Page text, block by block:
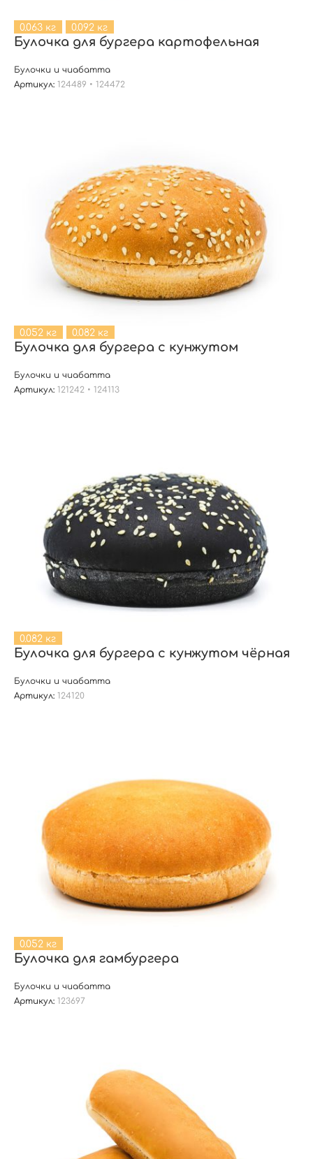
0.063 кг 0.092 кг
Булочка для бургера картофельная
Булочки и чиабатта
Артикул: 124489 • 124472
0.052 кг 0.082 кг
Булочка для бургера с кунжутом
Булочки и чиабатта
Артикул: 121242 • 124113
0.082 кг
Булочка для бургера с кунжутом чёрная
Булочки и чиабатта
Артикул: 124120
0.052 кг
Булочка для гамбургера
Булочки и чиабатта
Артикул: 123697